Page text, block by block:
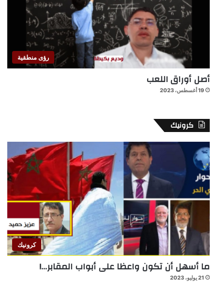
رؤى منطقية
أصل أوراق اللعب
19 أغسطس، 2023
كرونيك
كرونيك
ما أسهل أن تكون واعظا على أبواب المقابر…!
21 يوليو، 2023